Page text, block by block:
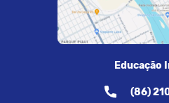
Educação
(86)